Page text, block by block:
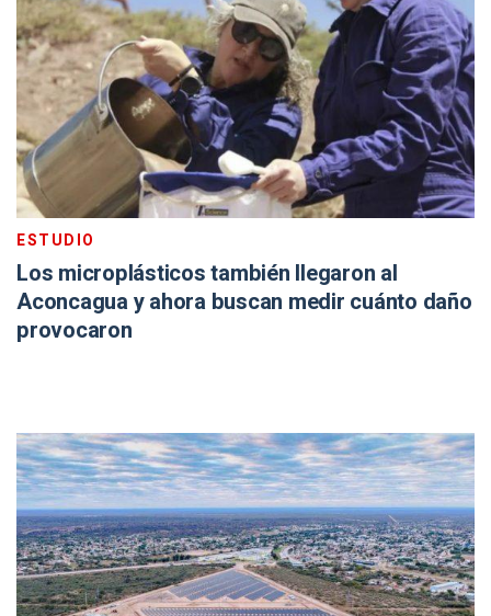
ESTUDIO
Los microplásticos también llegaron al
Aconcagua y ahora buscan medir cuánto daño
provocaron